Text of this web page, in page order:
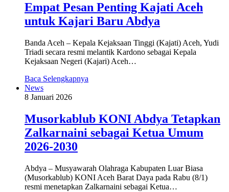
Empat Pesan Penting Kajati Aceh
untuk Kajari Baru Abdya
Banda Aceh – Kepala Kejaksaan Tinggi (Kajati) Aceh, Yudi
Triadi secara resmi melantik Kardono sebagai Kepala
Kejaksaan Negeri (Kajari) Aceh…
Baca Selengkapnya
News
8 Januari 2026
Musorkablub KONI Abdya Tetapkan
Zalkarnaini sebagai Ketua Umum
2026-2030
Abdya – Musyawarah Olahraga Kabupaten Luar Biasa
(Musorkablub) KONI Aceh Barat Daya pada Rabu (8/1)
resmi menetapkan Zalkarnaini sebagai Ketua…